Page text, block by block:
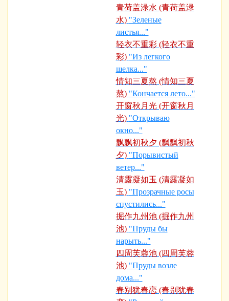
青荷盖渌水 (青荷盖渌
水) "Зеленые
листья..."
轻衣不重彩 (轻衣不重
彩) "Из легкого
шелка..."
情知三夏熬 (情知三夏
熬) "Кончается лето..."
开窗秋月光 (开窗秋月
光) "Открываю
окно..."
飘飘初秋夕 (飘飘初秋
夕) "Порывистый
ветер..."
清露凝如玉 (清露凝如
玉) "Прозрачные росы
спустились..."
掘作九州池 (掘作九州
池) "Пруды бы
нарыть..."
四周芙蓉池 (四周芙蓉
池) "Пруды возле
дома..."
春别犹春恋 (春别犹春